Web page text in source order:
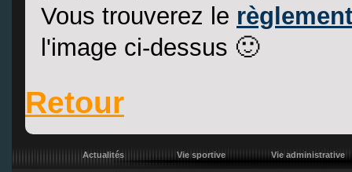
Vous trouverez le
l'image ci-dessus 🙂
Retour
Actualités Vie sportive Vie administrative